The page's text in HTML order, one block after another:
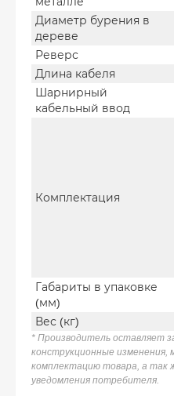
Диаметр бурения в
дереве
Реверс
Длина кабеля
Шарнирный
кабельный ввод
Комплектация
Габариты в упаковке
(мм)
Вес (кг)
* Производитель оставляет
конструкционные изменения,
комплектацию товара, а так
уведомления потребителя.